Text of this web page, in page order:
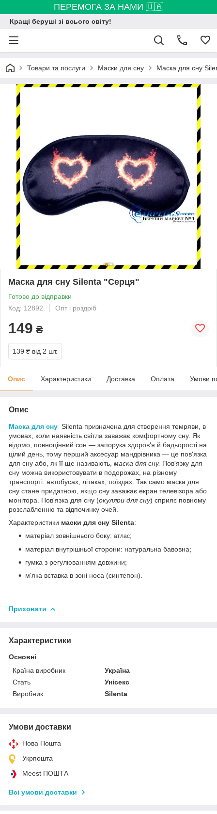
ПЕРЕМОГА ЗА НАМИ 🇺🇦
Кращі беруші зі всього світу!
Товари та послуги Маски для сну Маска для сну
Маска для сну Silenta "Серця"
Готово до відправки
Код: 12892
Опт і роздріб
149 ₴
139 ₴ від 2 шт.
Опис Характеристики Доставка Оплата Умови
Опис
Маска для сну Silenta призначена для створення темряви, в
умовах, коли наявність світла заважає комфортному сну. Як
відомо, повноцінний сон — запорука здоров'я й бадьорості на
цілий день, тому перший аксесуар мандрівника — це пов'язка
для сну або, як її ще називають, маска для сну. Пов'язку для
сну можна використовувати в подорожах, на різному
транспорті: автобусах, літаках, поїздах. Так само маска для
сну стане придатною, якщо сну заважає екран телевізора або
монітора. Пов'язка для сну (окуляри для сну) сприяє повному
розслабленню та відпочинку очей.
Характеристики маски для сну Silenta:
матеріал зовнішнього боку: атлас;
матеріал внутрішньої сторони: натуральна бавовна;
гумка з регулюванням довжини;
м'яка вставка в зоні носа (синтепон).
Приховати
Характеристики
Основні
Країна виробник
Україна
Стать
Унісекс
Виробник
Silenta
Умови доставки
Нова Пошта
Укрпошта
Meest ПОШТА
Всі умови доставки